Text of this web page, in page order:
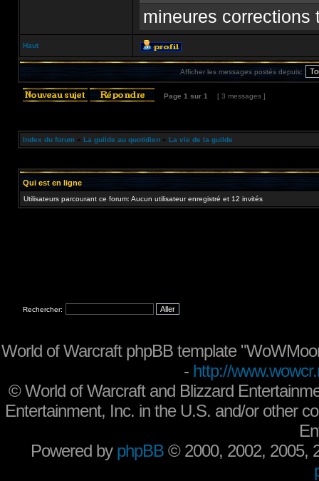
mineures corrections
Haut
Afficher les messages postés depuis:
Page 1 sur 1 [ 3 messages ]
Index du forum » La guilde au quotidien » La vie de la guilde
Qui est en ligne
Utilisateurs parcourant ce forum: Aucun utilisateur enregistré et 12 invités
Rechercher:
World of Warcraft phpBB template
- http://
©World of Warcraft and Blizzard
Entertainment, Inc. in the U.S. and/or other
Powered by phpBB © 2000, 2002, 2005,